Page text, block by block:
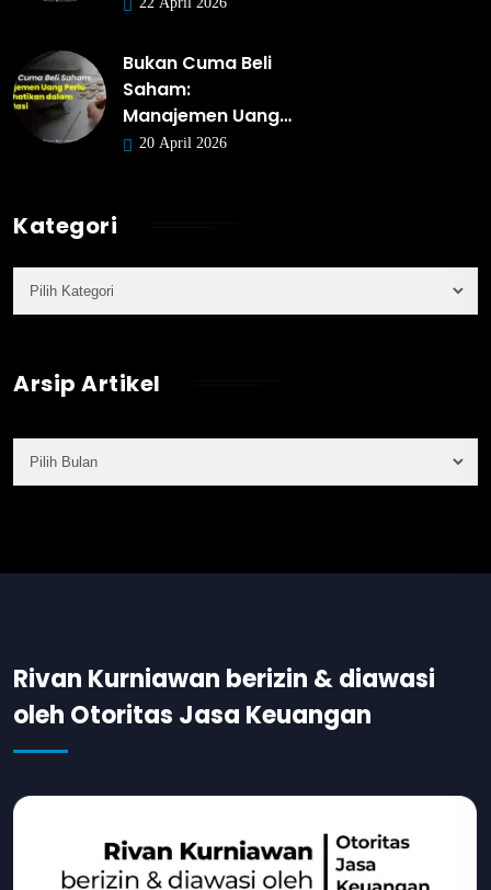
Bukan Cuma Beli
Saham:
Manajemen Uang…
20 April 2026
Kategori
Arsip Artikel
Rivan Kurniawan berizin & diawasi
oleh Otoritas Jasa Keuangan